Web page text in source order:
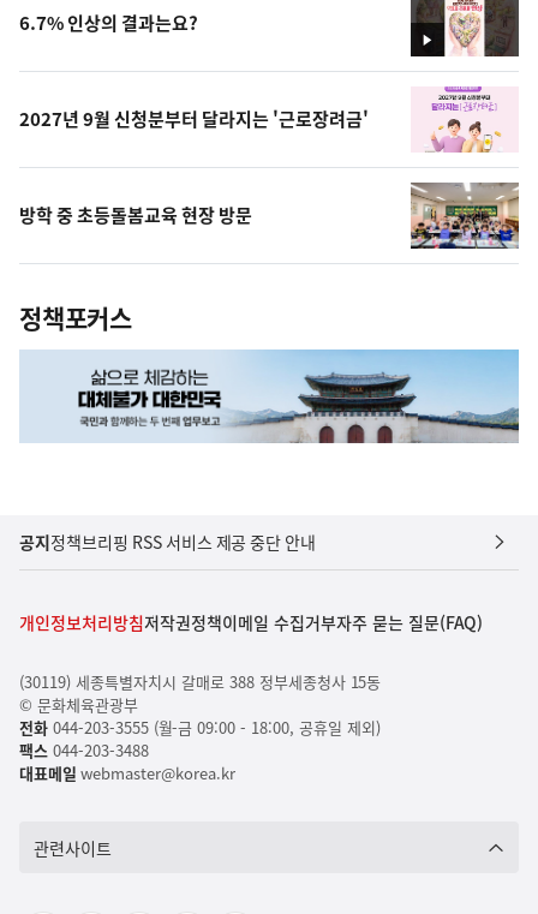
영
상
6.7% 인상의 결과는요?
2027년 9월 신청분부터 달라지는 '근로장려금'
방학 중 초등돌봄교육 현장 방문
정책포커스
공지정책브리핑 RSS 서비스 제공 중단 안내
개인정보처리방침저작권정책이메일 수집거부자주 묻는 질문(FAQ)
(30119) 세종특별자치시 갈매로 388 정부세종청사 15동
© 문화체육관광부
전화044-203-3555 (월-금 09:00 - 18:00, 공휴일 제외)
팩스044-203-3488
대표메일 webmaster@korea.kr
관련사이트